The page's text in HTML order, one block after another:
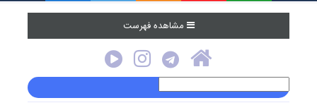
مشاهده فهرست